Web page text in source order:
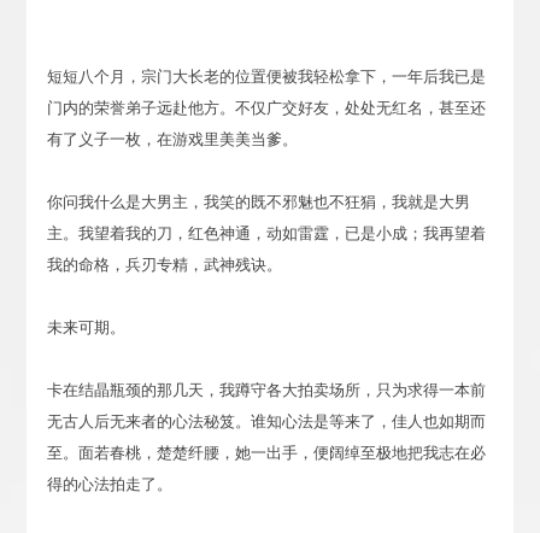
短短八个月，宗门大长老的位置便被我轻松拿下，一年后我已是
门内的荣誉弟子远赴他方。不仅广交好友，处处无红名，甚至还
有了义子一枚，在游戏里美美当爹。
你问我什么是大男主，我笑的既不邪魅也不狂狷，我就是大男
主。我望着我的刀，红色神通，动如雷霆，已是小成；我再望着
我的命格，兵刃专精，武神残诀。
未来可期。
卡在结晶瓶颈的那几天，我蹲守各大拍卖场所，只为求得一本前
无古人后无来者的心法秘笈。谁知心法是等来了，佳人也如期而
至。面若春桃，楚楚纤腰，她一出手，便阔绰至极地把我志在必
得的心法拍走了。